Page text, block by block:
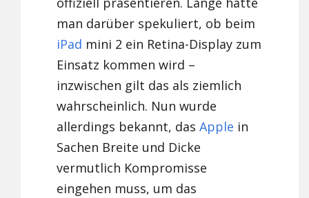
man darüber spekuliert, ob beim
iPad mini 2 ein Retina-Display zum
Einsatz kommen wird –
inzwischen gilt das als ziemlich
wahrscheinlich. Nun wurde
allerdings bekannt, dasApple in
Sachen Breite und Dicke
vermutlich Kompromisse
eingehen muss, um das